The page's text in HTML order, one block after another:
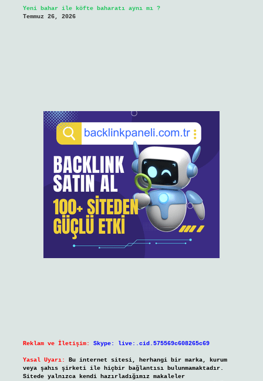
Yeni bahar ile köfte baharatı aynı mı ?
Temmuz 26, 2026
Reklam ve İletişim: Skype: live:.cid.575569c608265c69
Yasal Uyarı:
Bu internet sitesi, herhangi bir marka, kurum
veya şahıs şirketi ile hiçbir bağlantısı bulunmamaktadır.
Sitede yalnızca kendi hazırladığımız makaleler